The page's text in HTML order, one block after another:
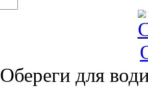
Обереги для